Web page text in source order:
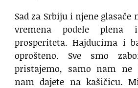
Sad za Srbiju i njene
vremena podele plena i
prosperiteta. Hajducima i
oprošteno. Sve smo
pristajemo, samo nam
nam dajete na kašičicu.